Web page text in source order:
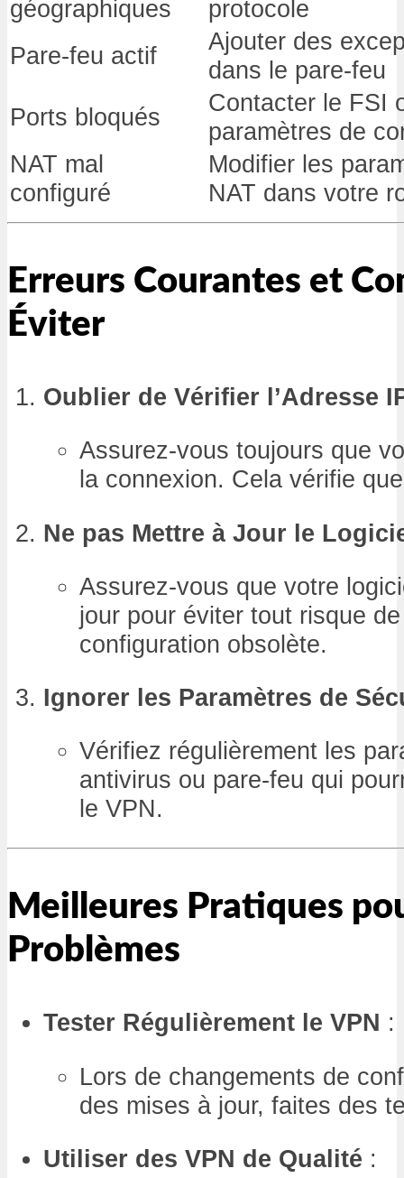
géographiques
protocole
Pare-feu actif
Ajouter des
dans le pare-feu
Ports bloqués
Contacter le FSI
paramètres de
NAT mal
configuré
Modifier les
NAT dans votre
Erreurs Courantes et
Éviter
Oublier de Vérifier l’Adresse
Assurez-vous toujours que
la connexion. Cela vérifie
Ne pas Mettre à Jour le
Assurez-vous que votre
jour pour éviter tout risque
configuration obsolète.
Ignorer les Paramètres de
Vérifiez régulièrement les
antivirus ou pare-feu qui
le VPN.
Meilleures Pratiques
Problèmes
Tester Régulièrement le VPN :
Lors de changements de
des mises à jour, faites des
Utiliser des VPN de Qualité :